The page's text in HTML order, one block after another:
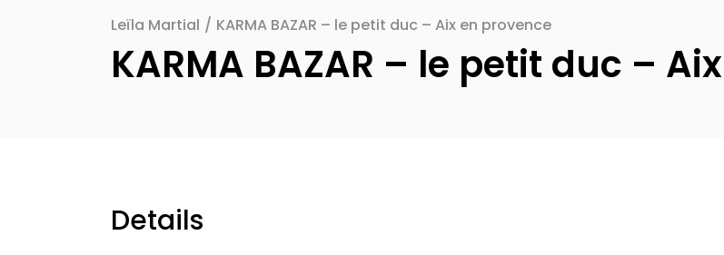
Leïla Martial / KARMA BAZAR – le petit duc – Aix en provence
KARMA BAZAR – le petit duc –
Details